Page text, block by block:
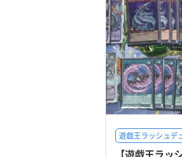
遊戯王ラッシュデ
【遊戯王ラッ